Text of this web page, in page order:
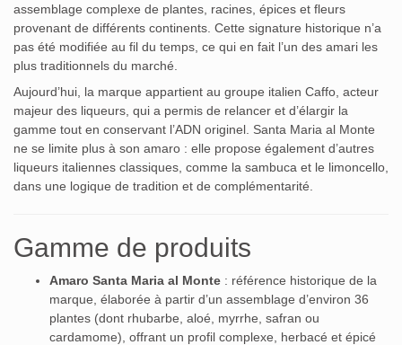
assemblage complexe de plantes, racines, épices et fleurs
provenant de différents continents. Cette signature historique n’a
pas été modifiée au fil du temps, ce qui en fait l’un des amari les
plus traditionnels du marché.
Aujourd’hui, la marque appartient au groupe italien Caffo, acteur
majeur des liqueurs, qui a permis de relancer et d’élargir la
gamme tout en conservant l’ADN originel. Santa Maria al Monte
ne se limite plus à son amaro : elle propose également d’autres
liqueurs italiennes classiques, comme la sambuca et le limoncello,
dans une logique de tradition et de complémentarité.
Gamme de produits
Amaro Santa Maria al Monte : référence historique de la
marque, élaborée à partir d’un assemblage d’environ 36
plantes (dont rhubarbe, aloé, myrrhe, safran ou
cardamome), offrant un profil complexe, herbacé et épicé